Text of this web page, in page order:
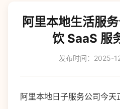
阿里本地生活服
饮 SaaS 服
发布时间：2025-
阿里本地日子服务公司今天